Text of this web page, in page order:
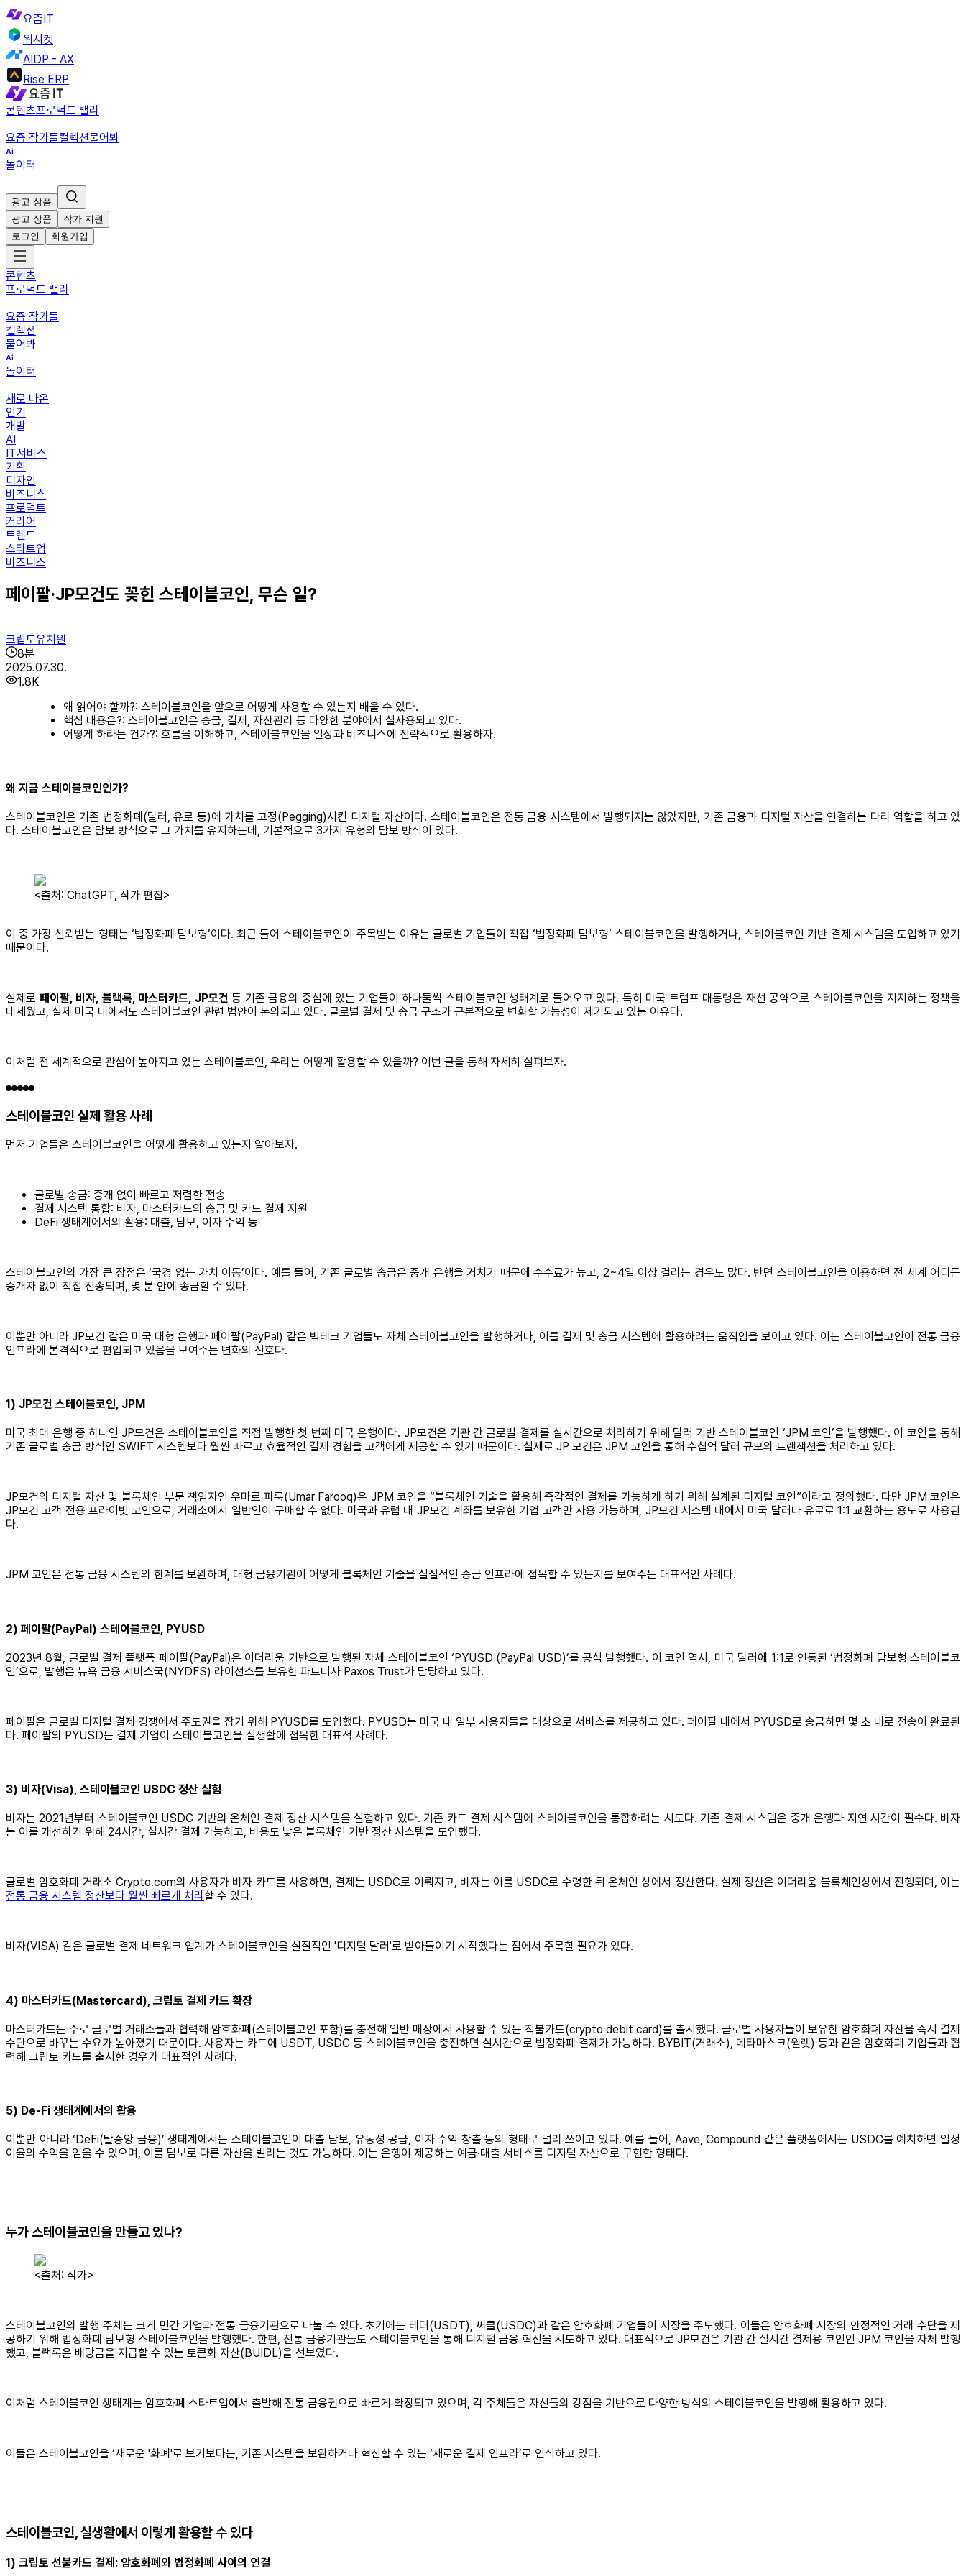
요즘IT
위시켓
AIDP - AX
Rise ERP
콘텐츠프로덕트 밸리
요즘 작가들컬렉션물어봐
놀이터
광고 상품
광고 상품
작가 지원
로그인
회원가입
콘텐츠
프로덕트 밸리
요즘 작가들
컬렉션
물어봐
놀이터
새로 나온
인기
개발
AI
IT서비스
기획
디자인
비즈니스
프로덕트
커리어
트렌드
스타트업
비즈니스
페이팔·JP모건도 꽂힌 스테이블코인, 무슨 일?
크립토유치원
8분
2025.07.30.
1.8K
왜 읽어야 할까?: 스테이블코인을 앞으로 어떻게 사용할 수 있는지 배울 수 있다.
핵심 내용은?: 스테이블코인은 송금, 결제, 자산관리 등 다양한 분야에서 실사용되고 있다.
어떻게 하라는 건가?: 흐름을 이해하고, 스테이블코인을 일상과 비즈니스에 전략적으로 활용하자.
왜 지금 스테이블코인인가?
스테이블코인은 기존 법정화폐(달러, 유로 등)에 가치를 고정(Pegging)시킨 디지털 자산이다. 스테이블코인은 전통 금융 시스템에서 발행되지는 않았지만, 기존 금융과 디지털 자산을 연결하는 다리 역할을 하고 있
다. 스테이블코인은 담보 방식으로 그 가치를 유지하는데, 기본적으로 3가지 유형의 담보 방식이 있다.
<출처: ChatGPT, 작가 편집>
이 중 가장 신뢰받는 형태는 ‘법정화폐 담보형’이다. 최근 들어 스테이블코인이 주목받는 이유는 글로벌 기업들이 직접 ‘법정화폐 담보형’ 스테이블코인을 발행하거나, 스테이블코인 기반 결제 시스템을 도입하고 있기
때문이다.
실제로 페이팔, 비자, 블랙록, 마스터카드, JP모건 등 기존 금융의 중심에 있는 기업들이 하나둘씩 스테이블코인 생태계로 들어오고 있다. 특히 미국 트럼프 대통령은 재선 공약으로 스테이블코인을 지지하는 정책을
내세웠고, 실제 미국 내에서도 스테이블코인 관련 법안이 논의되고 있다. 글로벌 결제 및 송금 구조가 근본적으로 변화할 가능성이 제기되고 있는 이유다.
이처럼 전 세계적으로 관심이 높아지고 있는 스테이블코인, 우리는 어떻게 활용할 수 있을까? 이번 글을 통해 자세히 살펴보자.
스테이블코인 실제 활용 사례
먼저 기업들은 스테이블코인을 어떻게 활용하고 있는지 알아보자.
글로벌 송금: 중개 없이 빠르고 저렴한 전송
결제 시스템 통합: 비자, 마스터카드의 송금 및 카드 결제 지원
DeFi 생태계에서의 활용: 대출, 담보, 이자 수익 등
스테이블코인의 가장 큰 장점은 ‘국경 없는 가치 이동’이다. 예를 들어, 기존 글로벌 송금은 중개 은행을 거치기 때문에 수수료가 높고, 2~4일 이상 걸리는 경우도 많다. 반면 스테이블코인을 이용하면 전 세계 어디든
중개자 없이 직접 전송되며, 몇 분 안에 송금할 수 있다.
이뿐만 아니라 JP모건 같은 미국 대형 은행과 페이팔(PayPal) 같은 빅테크 기업들도 자체 스테이블코인을 발행하거나, 이를 결제 및 송금 시스템에 활용하려는 움직임을 보이고 있다. 이는 스테이블코인이 전통 금융
인프라에 본격적으로 편입되고 있음을 보여주는 변화의 신호다.
1) JP모건 스테이블코인, JPM
미국 최대 은행 중 하나인 JP모건은 스테이블코인을 직접 발행한 첫 번째 미국 은행이다. JP모건은 기관 간 글로벌 결제를 실시간으로 처리하기 위해 달러 기반 스테이블코인 ‘JPM 코인’을 발행했다. 이 코인을 통해
기존 글로벌 송금 방식인 SWIFT 시스템보다 훨씬 빠르고 효율적인 결제 경험을 고객에게 제공할 수 있기 때문이다. 실제로 JP 모건은 JPM 코인을 통해 수십억 달러 규모의 트랜잭션을 처리하고 있다.
JP모건의 디지털 자산 및 블록체인 부문 책임자인 우마르 파룩(Umar Farooq)은 JPM 코인을 “블록체인 기술을 활용해 즉각적인 결제를 가능하게 하기 위해 설계된 디지털 코인”이라고 정의했다. 다만 JPM 코인은
JP모건 고객 전용 프라이빗 코인으로, 거래소에서 일반인이 구매할 수 없다. 미국과 유럽 내 JP모건 계좌를 보유한 기업 고객만 사용 가능하며, JP모건 시스템 내에서 미국 달러나 유로로 1:1 교환하는 용도로 사용된
다.
JPM 코인은 전통 금융 시스템의 한계를 보완하며, 대형 금융기관이 어떻게 블록체인 기술을 실질적인 송금 인프라에 접목할 수 있는지를 보여주는 대표적인 사례다.
2) 페이팔(PayPal) 스테이블코인, PYUSD
2023년 8월, 글로벌 결제 플랫폼 페이팔(PayPal)은 이더리움 기반으로 발행된 자체 스테이블코인 ‘PYUSD (PayPal USD)’를 공식 발행했다. 이 코인 역시, 미국 달러에 1:1로 연동된 ‘법정화폐 담보형 스테이블코
인’으로, 발행은 뉴욕 금융 서비스국(NYDFS) 라이선스를 보유한 파트너사 Paxos Trust가 담당하고 있다.
페이팔은 글로벌 디지털 결제 경쟁에서 주도권을 잡기 위해 PYUSD를 도입했다. PYUSD는 미국 내 일부 사용자들을 대상으로 서비스를 제공하고 있다. 페이팔 내에서 PYUSD로 송금하면 몇 초 내로 전송이 완료된
다. 페이팔의 PYUSD는 결제 기업이 스테이블코인을 실생활에 접목한 대표적 사례다.
3) 비자(Visa), 스테이블코인 USDC 정산 실험
비자는 2021년부터 스테이블코인 USDC 기반의 온체인 결제 정산 시스템을 실험하고 있다. 기존 카드 결제 시스템에 스테이블코인을 통합하려는 시도다. 기존 결제 시스템은 중개 은행과 지연 시간이 필수다. 비자
는 이를 개선하기 위해 24시간, 실시간 결제 가능하고, 비용도 낮은 블록체인 기반 정산 시스템을 도입했다.
글로벌 암호화폐 거래소 Crypto.com의 사용자가 비자 카드를 사용하면, 결제는 USDC로 이뤄지고, 비자는 이를 USDC로 수령한 뒤 온체인 상에서 정산한다. 실제 정산은 이더리움 블록체인상에서 진행되며, 이는
전통 금융 시스템 정산보다 훨씬 빠르게 처리 할 수 있다.
비자(VISA) 같은 글로벌 결제 네트워크 업계가 스테이블코인을 실질적인 '디지털 달러'로 받아들이기 시작했다는 점에서 주목할 필요가 있다.
4) 마스터카드(Mastercard) 크립토 결제 카드 확장
마스터카드는 주로 글로벌 거래소들과 협력해 암호화폐(스테이블코인 포함)를 충전해 일반 매장에서 사용할 수 있는 직불카드(crypto debit card)를 출시했다. 글로벌 사용자들이 보유한 암호화폐 자산을 즉시 결제
수단으로 바꾸는 수요가 높아졌기 때문이다. 사용자는 카드에 USDT, USDC 등 스테이블코인을 충전하면 실시간으로 법정화폐 결제가 가능하다. BYBIT(거래소), 메타마스크(월렛) 등과 같은 암호화폐 기업들과 협
력해 크립토 카드를 출시한 경우가 대표적인 사례다.
5) De-Fi 생태계에서의 활용
이뿐만 아니라 ‘DeFi(탈중앙 금융)’ 생태계에서는 스테이블코인이 대출 담보, 유동성 공급, 이자 수익 창출 등의 형태로 널리 쓰이고 있다. 예를 들어, Aave, Compound 같은 플랫폼에서는 USDC를 예치하면 일정
이율의 수익을 얻을 수 있으며, 이를 담보로 다른 자산을 빌리는 것도 가능하다. 이는 은행이 제공하는 예금·대출 서비스를 디지털 자산으로 구현한 형태다.
누가 스테이블코인을 만들고 있나?
<출처: 작가>
스테이블코인의 발행 주체는 크게 민간 기업과 전통 금융기관으로 나눌 수 있다. 초기에는 테더(USDT), 써클(USDC)과 같은 암호화폐 기업들이 시장을 주도했다. 이들은 암호화폐 시장의 안정적인 거래 수단을 제
공하기 위해 법정화폐 담보형 스테이블코인을 발행했다. 한편, 전통 금융기관들도 스테이블코인을 통해 디지털 금융 혁신을 시도하고 있다. 대표적으로 JP모건은 기관 간 실시간 결제용 코인인 JPM 코인을 자체 발행
했고, 블랙록은 배당금을 지급할 수 있는 토큰화 자산(BUIDL)을 선보였다.
이처럼 스테이블코인 생태계는 암호화폐 스타트업에서 출발해 전통 금융권으로 빠르게 확장되고 있으며, 각 주체들은 자신들의 강점을 기반으로 다양한 방식의 스테이블코인을 발행해 활용하고 있다.
이들은 스테이블코인을 ‘새로운 '화폐'로 보기보다는, 기존 시스템을 보완하거나 혁신할 수 있는 ‘새로운 결제 인프라’로 인식하고 있다.
스테이블코인, 실생활에서 이렇게 활용할 수 있다
1) 크립토 선불카드 결제: 암호화폐와 법정화폐 사이의 연결